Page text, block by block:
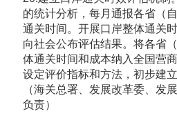
的统计分析，每月通报各省（
通关时间。开展口岸整体通关
向社会公布评估结果。将各省
体通关时间和成本纳入全国营
设定评价指标和方法，初步建
（海关总署、发展改革委、发
负责）